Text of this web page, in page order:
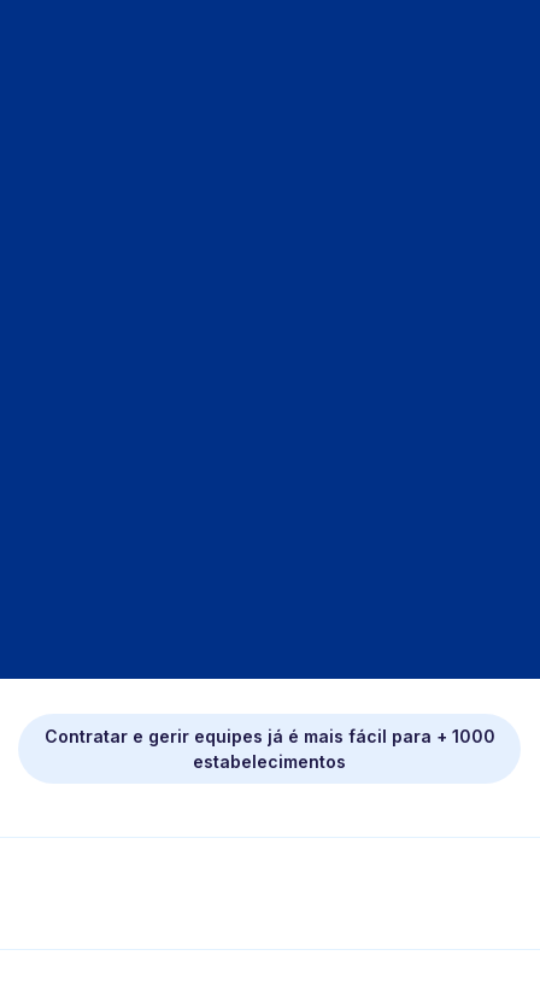
Contratar e gerir equipes já é mais fácil para + 1000
estabelecimentos